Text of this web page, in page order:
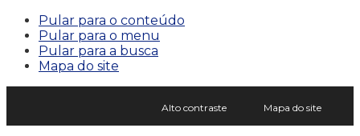
Pular para o conteúdo
Pular para o menu
Pular para a busca
Mapa do site
Alto contraste Mapa do site